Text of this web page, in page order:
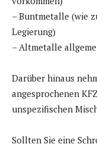
– Buntmetalle (wie
Legierung)
– Altmetalle
Darüber hinaus
angesprochenen
unspezifischen
Sollten Sie eine